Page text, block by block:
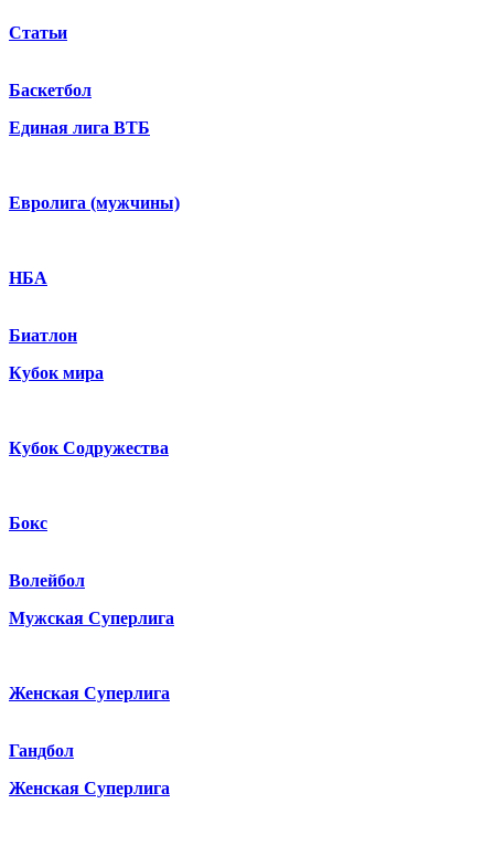
Статьи
Баскетбол
Единая лига ВТБ
Евролига (мужчины)
НБА
Биатлон
Кубок мира
Кубок Содружества
Бокс
Волейбол
Мужская Суперлига
Женская Суперлига
Гандбол
Женская Суперлига